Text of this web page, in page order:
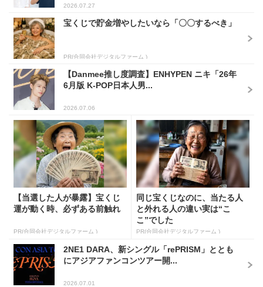
2026.07.27
宝くじで貯金増やしたいなら「〇〇するべき」
PR(合同会社デジタルファーム )
【Danmee推し度調査】ENHYPEN ニキ「26年
6月版 K-POP日本人男...
2026.07.06
【当選した人が暴露】宝くじ
運が動く時、必ずある前触れ
PR(合同会社デジタルファーム )
同じ宝くじなのに、当たる人
と外れる人の違い実は“こ
こ”でした
PR(合同会社デジタルファーム )
2NE1 DARA、新シングル「rePRISM」ととも
にアジアファンコンツアー開...
2026.07.01